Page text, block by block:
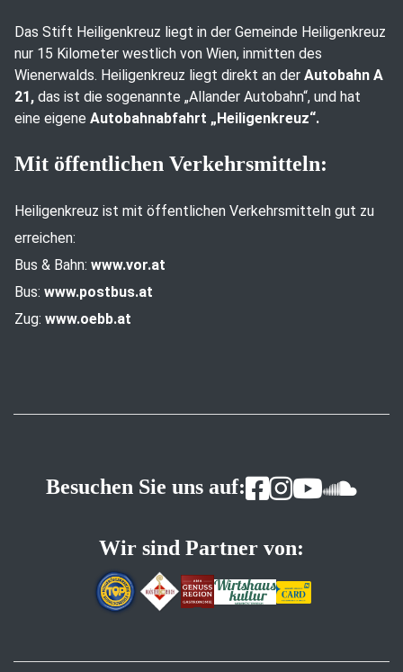
Das Stift Heiligenkreuz liegt in der Gemeinde Heiligenkreuz
nur 15 Kilometer westlich von Wien, inmitten des
Wienerwalds. Heiligenkreuz liegt direkt an der Autobahn A
21, das ist die sogenannte „Allander Autobahn“, und hat
eine eigene Autobahnabfahrt „Heiligenkreuz“.
Mit öffentlichen Verkehrsmitteln:
Heiligenkreuz ist mit öffentlichen Verkehrsmitteln gut zu
erreichen:
Bus & Bahn: www.vor.at
Bus: www.postbus.at
Zug: www.oebb.at
Besuchen Sie uns auf:
Wir sind Partner von: